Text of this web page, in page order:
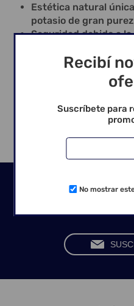
Estética natural
potasio de gran
Seguridad debido a
Efecto de color
cristales de leucita.
Manipulación fácil
Seguridad en la
Recibí
Suscríbete para
No mostrar